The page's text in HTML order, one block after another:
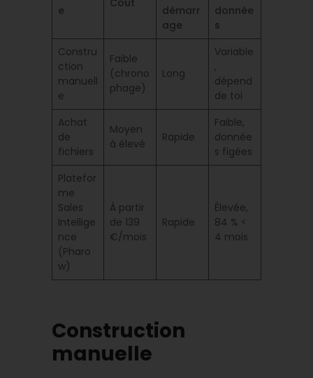
e
Coût
démarr
age
donnée
s
Constru
ction
manuell
e
Faible
(chrono
phage)
Long
Variable
,
dépend
de toi
Achat
de
fichiers
Moyen
à élevé
Rapide
Faible,
donnée
s figées
Platefor
me
Sales
Intellige
nce
(Pharo
w)
À partir
de 139
€/mois
Rapide
Élevée,
84 % <
4 mois
Construction
manuelle